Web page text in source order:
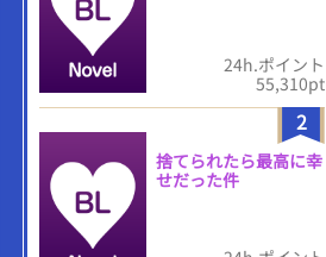
24h.ポイント
55,310pt
2
捨てられたら最高に幸
せだった件